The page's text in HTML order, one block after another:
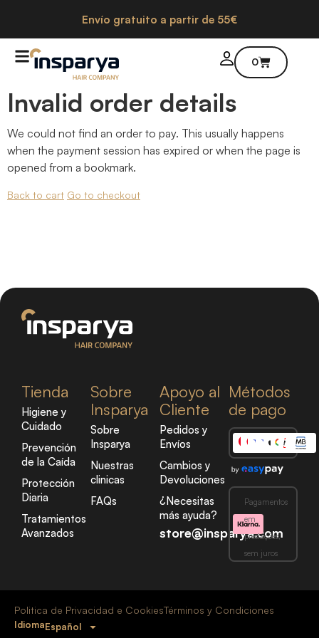
Envío gratuito a partir de 55€
0
Invalid order details
We could not find an order to pay. This usually happens
when the payment session has expired or when the page is
opened from a bookmark.
Back to cart Go to checkout
Tienda
Higiene y
Cuidado
Prevención
de la Caída
Protección
Diaria
Tratamientos
Avanzados
Sobre
Insparya
Sobre
Insparya
Nuestras
clinicas
FAQs
Apoyo al
Cliente
Pedidos y
Envíos
Cambios y
Devoluciones
¿Necesitas
más ayuda?
store@insparya.com
Métodos
de pago
Pagamentos
em
prestações,
sem juros
Politica de Privacidad e CookiesTérminos y Condiciones
IdiomaEspañol